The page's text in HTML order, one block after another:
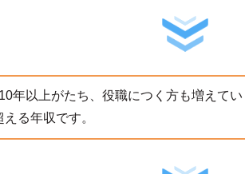
年以上がたち、役職につく方も増えて
える年収です。